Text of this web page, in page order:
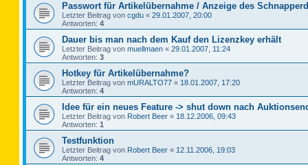
Passwort für Artikelübernahme / Anzeige des
Letzter Beitrag von cgdu « 29.01.2007, 20:00
Antworten: 4
Dauer bis man nach dem Kauf den Lizenzkey erhält
Letzter Beitrag von muellmaen « 29.01.2007, 11:24
Antworten: 3
Hotkey für Artikelübernahme?
Letzter Beitrag von mURALTO77 « 18.01.2007, 17:20
Antworten: 4
Idee für ein neues Feature -> shut down nach
Letzter Beitrag von Robert Beer « 18.12.2006, 09:43
Antworten: 1
Testfunktion
Letzter Beitrag von Robert Beer « 12.11.2006, 19:03
Antworten: 4